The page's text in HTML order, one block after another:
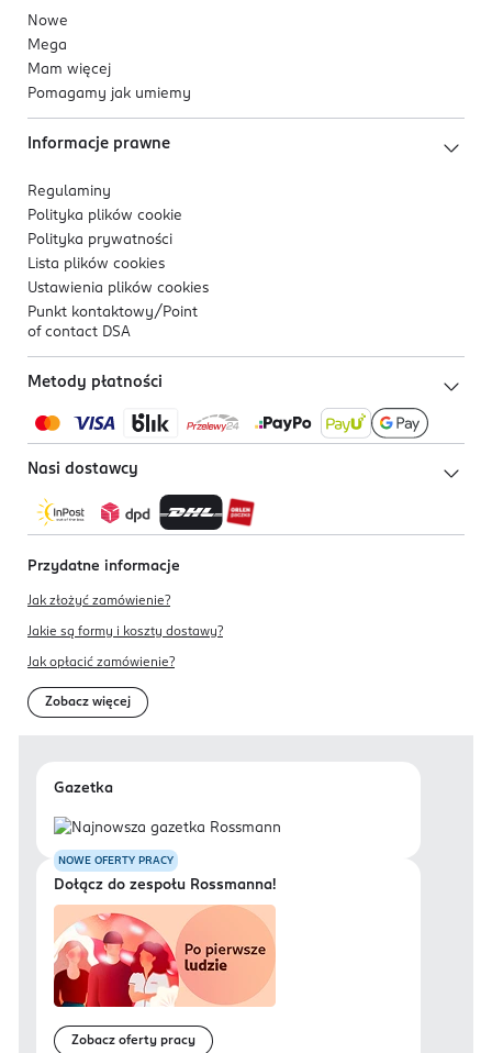
Nowe
Mega
Mam więcej
Pomagamy jak umiemy
Informacje prawne
Regulaminy
Polityka plików cookie
Polityka prywatności
Lista plików cookies
Ustawienia plików cookies
Punkt kontaktowy/ Point
of contact DSA
Metody płatności
Nasi dostawcy
Przydatne informacje
Jak złożyć zamówienie?
Jakie są formy i koszty dostawy?
Jak opłacić zamówienie?
Zobacz więcej
Gazetka
NOWE OFERTY PRACY
Dołącz do zespołu Rossmanna!
Zobacz oferty pracy